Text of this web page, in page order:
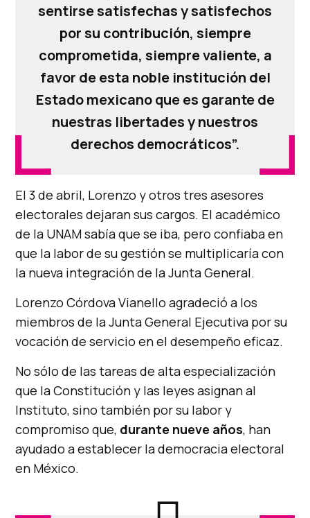
sentirse satisfechas y satisfechos
por su contribución, siempre
comprometida, siempre valiente, a
favor de esta noble institución del
Estado mexicano que es garante de
nuestras libertades y nuestros
derechos democráticos”.
El 3 de abril, Lorenzo y otros tres asesores
electorales dejaran sus cargos. El académico
de la UNAM sabía que se iba, pero confiaba en
que la labor de su gestión se multiplicaría con
la nueva integración de la Junta General.
Lorenzo Córdova Vianello agradeció a los
miembros de la Junta General Ejecutiva por su
vocación de servicio en el desempeño eficaz.
No sólo de las tareas de alta especialización
que la Constitución y las leyes asignan al
Instituto, sino también por su labor y
compromiso que, durante nueve años, han
ayudado a establecer la democracia electoral
en México.